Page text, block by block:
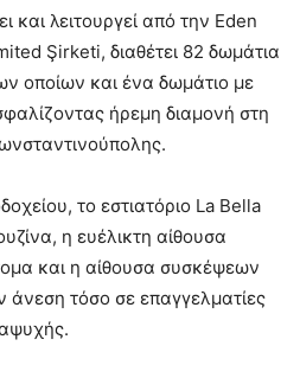
και λειτουργεί από την Eden
Şirketi, διαθέτει 82 δωμάτια
οποίων και ένα δωμάτιο με
ήρεμη διαμονή στη
το εστιατόριο La Bella
η ευέλικτη αίθουσα
και η αίθουσα συσκέψεων
τόσο σε επαγγελματίες